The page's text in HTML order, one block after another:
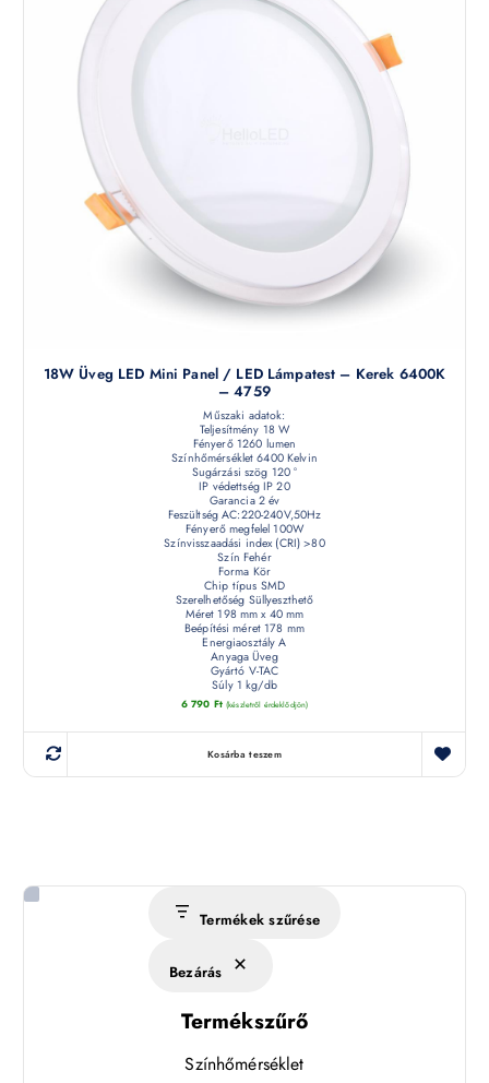
18W Üveg LED Mini Panel / LED Lámpatest – Kerek 6400K
– 4759
Műszaki adatok:
Teljesítmény 18 W
Fényerő 1260 lumen
Színhőmérséklet 6400 Kelvin
Sugárzási szög 120 °
IP védettség IP 20
Garancia 2 év
Feszültség AC:220-240V,50Hz
Fényerő megfelel 100W
Színvisszaadási index (CRI) >80
Szín Fehér
Forma Kör
Chip típus SMD
Szerelhetőség Süllyeszthető
Méret 198 mm x 40 mm
Beépítési méret 178 mm
Energiaosztály A
Anyaga Üveg
Gyártó V-TAC
Súly 1 kg/db
6 790 Ft (készletről érdeklődjön)
Kosárba teszem
Termékek szűrése
Bezárás
Termékszűrő
Színhőmérséklet